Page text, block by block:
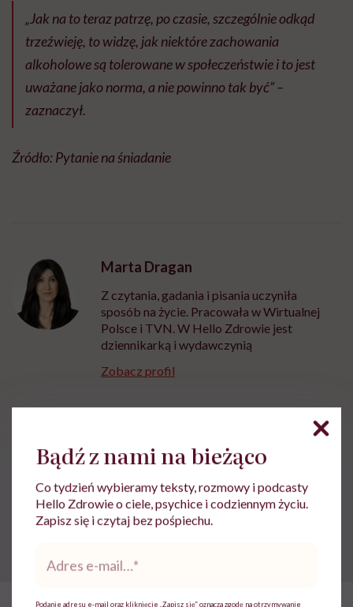
„Jak na to teraz patrzę, po czasie, szczególnie odkąd
trzeźwieję, to widzę, jak niektóre zachowania
alkoholowe są tolerowane w społeczeństwie i to jest
uważane jako norma, a nie powinno tak być” –
zaznaczył.
Źródło: Pytanie na śniadanie
Marta Dragan
Z czytania, gadania i pisania uczyniła
sposób na życie. Pracowała w Wirtualnej
Polsce i TVN. W Hello Zdrowie jest
dziennikarką i wydawczynią
Zobacz profil
Powiązane tematy:
Alkohol Alkoholizm Uzależnienia
Bądź z nami na bieżąco
Co tydzień wybieramy teksty, rozmowy i podcasty
Hello Zdrowie o ciele, psychice i codziennym życiu.
Zapisz się i czytaj bez pośpiechu.
mail*
Podanie adresu e-mail oraz kliknięcie „Zapisz się” oznacza zgodę na otrzymywanie